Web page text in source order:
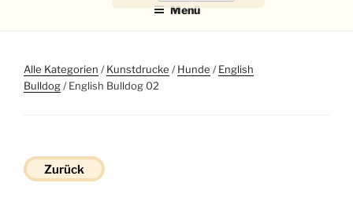
Menü
Alle Kategorien /Kunstdrucke /Hunde /English
Bulldog/ English Bulldog 02
Zurück